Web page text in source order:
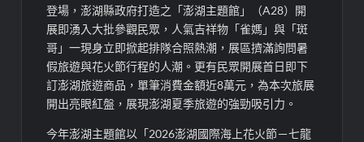
登場，澎湖縣政府打造之「澎湖主題館」（A28）開
展即湧入大批參觀民眾，人氣吉祥物「雀媽」與「斑
哥」一現身立即掀起排隊合照熱潮，展區擠滿詢問暑
假旅遊與花火節行程的人潮。更有民眾開展首日即下
訂澎湖旅遊商品，單筆消費金額近8萬元，為本次旅展
開出亮眼紅盤，展現澎湖夏季旅遊的強勁吸引力。
今年澎湖主題館以「2026澎湖國際海上花火節－七龍